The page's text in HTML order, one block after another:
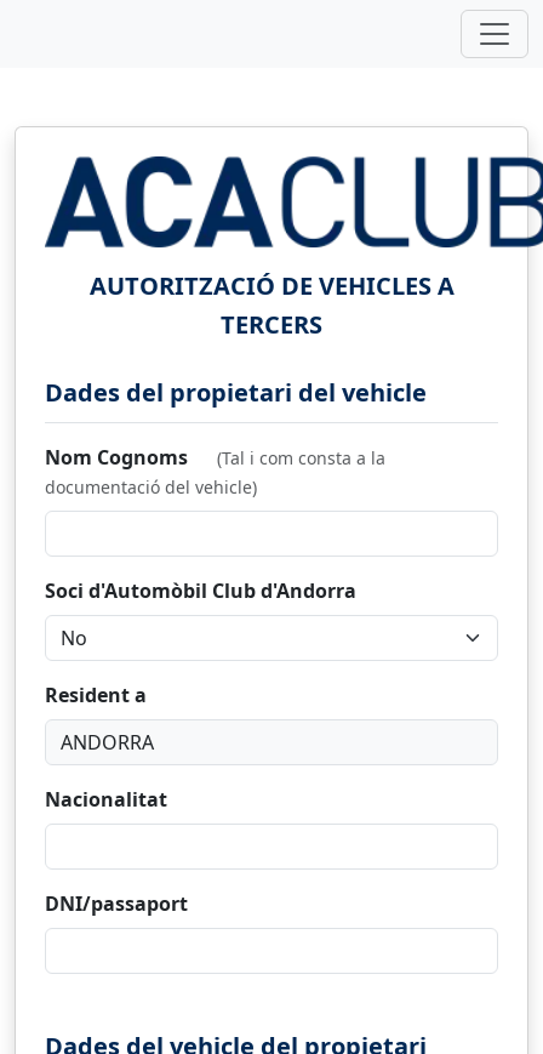
AUTORITZACIÓ DE VEHICLES A
TERCERS
Dades del propietari del vehicle
Nom Cognoms
(Tal i com consta a la
documentació del vehicle)
Soci d'Automòbil Club d'Andorra
Resident a
Nacionalitat
DNI/passaport
Dades del vehicle del propietari